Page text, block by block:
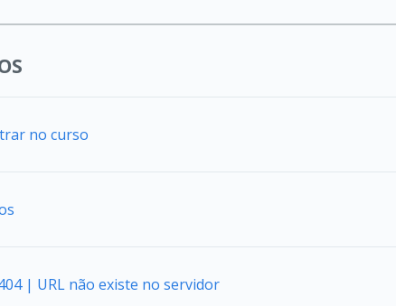
no curso
| URL não existe no servidor